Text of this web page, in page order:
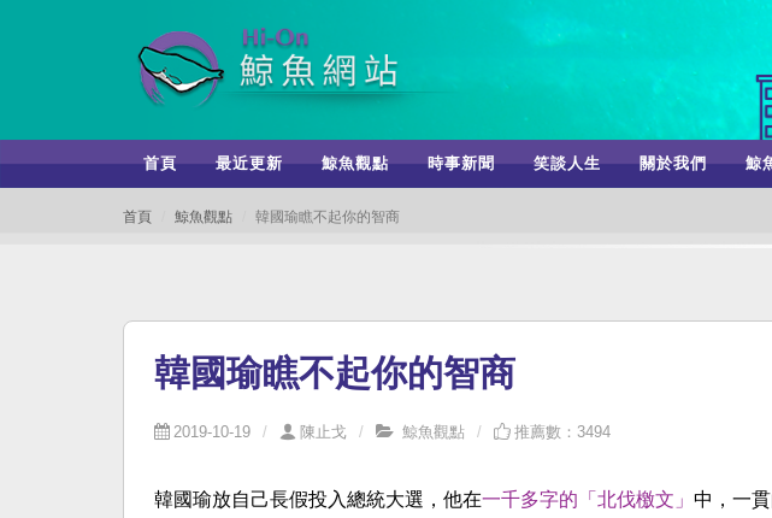
首頁 最近更新 鯨魚觀點 時事新聞 笑談人生 關於我們 鯨
首頁 鯨魚觀點 韓國瑜瞧不起你的智商
韓國瑜瞧不起你的智商
2019-10-19 陳止戈 鯨魚觀點 推薦數：3494
韓國瑜放自己長假投入總統大選，他在一千多字的「北伐檄文」 中，一